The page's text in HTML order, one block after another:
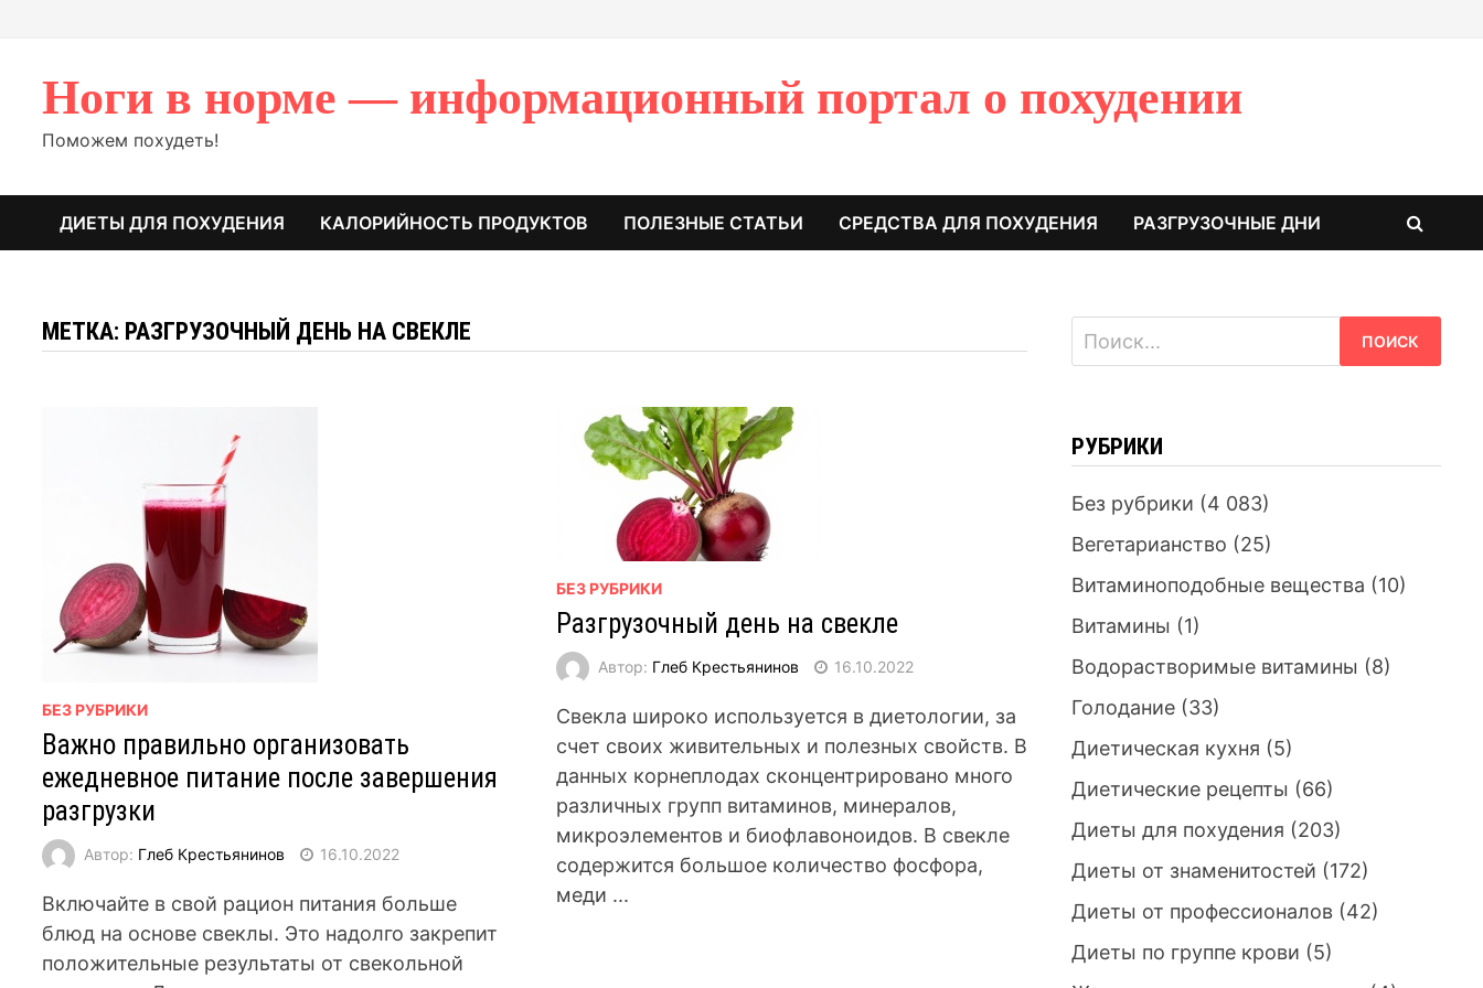
Ноги в норме — информационный портал о похудении
Поможем похудеть!
ДИЕТЫ ДЛЯ ПОХУДЕНИЯ КАЛОРИЙНОСТЬ ПРОДУКТОВ ПОЛЕЗНЫЕ СТАТЬИ СРЕДСТВА ДЛЯ ПОХУДЕНИЯ РАЗГРУЗОЧНЫЕ ДНИ
МЕТКА: РАЗГРУЗОЧНЫЙ ДЕНЬ НА СВЕКЛЕ
БЕЗ РУБРИКИ
Важно правильно организовать
ежедневное питание после завершения
разгрузки
Автор: Глеб Крестьянинов 16.10.2022
Включайте в свой рацион питания больше
блюд на основе свеклы. Это надолго закрепит
положительные результаты от свекольной
БЕЗ РУБРИКИ
Разгрузочный день на свекле
Автор: Глеб Крестьянинов 16.10.2022
Свекла широко используется в диетологии, за
счет своих живительных и полезных свойств. В
данных корнеплодах сконцентрировано много
различных групп витаминов, минералов,
микроэлементов и биофлавоноидов. В свекле
содержится большое количество фосфора,
меди ...
Найти:
РУБРИКИ
Без рубрики (4 083)
Вегетарианство (25)
Витаминоподобные вещества (10)
Витамины (1)
Водорастворимые витамины (8)
Голодание(33)
Диетическая кухня (5)
Диетические рецепты (66)
Диеты для похудения (203)
Диеты от знаменитостей (172)
Диеты от профессионалов(42)
Диеты по группе крови (5)